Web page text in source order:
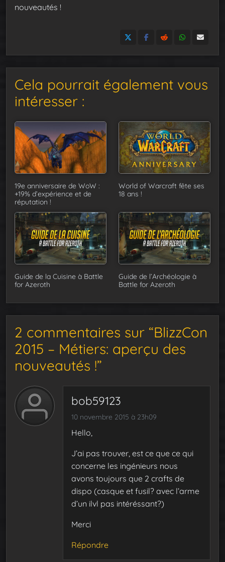
nouveautés !
Cela pourrait également vous
intéresser :
19e anniversaire de WoW :
+19% d’expérience et de
réputation !
World of Warcraft fête ses
18 ans !
Guide de la Cuisine à Battle
for Azeroth
Guide de l’Archéologie à
Battle for Azeroth
2 commentaires sur “BlizzCon
2015 – Métiers: aperçu des
nouveautés !”
bob59123
10 novembre 2015 à 23h09
Hello,
J’ai pas trouver, est ce que ce qui
concerne les ingénieurs nous
avons toujours que 2 crafts de
dispo (casque et fusil? avec l’arme
d’un ilvl pas intéréssant?)
Merci
Répondre